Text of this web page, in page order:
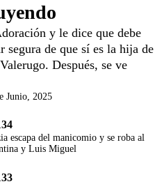
y le dice que debe
segura de que sí es la hija de
Después, se ve
Junio, 2025
escapa del manicomio y se roba al
y Luis Miguel